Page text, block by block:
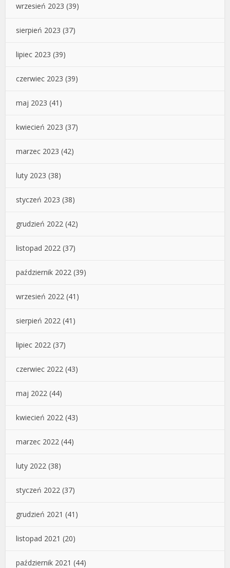
wrzesień 2023 (39)
sierpień 2023 (37)
lipiec 2023 (39)
czerwiec 2023 (39)
maj 2023 (41)
kwiecień 2023 (37)
marzec 2023 (42)
luty 2023 (38)
styczeń 2023 (38)
grudzień 2022 (42)
listopad 2022 (37)
październik 2022 (39)
wrzesień 2022 (41)
sierpień 2022 (41)
lipiec 2022 (37)
czerwiec 2022 (43)
maj 2022 (44)
kwiecień 2022 (43)
marzec 2022 (44)
luty 2022 (38)
styczeń 2022 (37)
grudzień 2021 (41)
listopad 2021 (20)
październik 2021 (44)